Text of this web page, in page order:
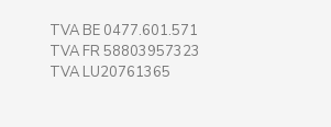
TVA BE 0477.601.571
TVA FR 58803957323
TVA LU20761365